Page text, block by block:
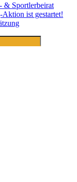
& Sportlerbeirat
ist gestartet!